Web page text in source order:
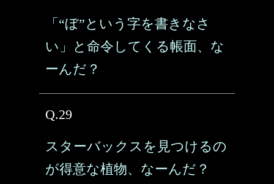
「“ぼ”という字を書きなさ
い」と命令してくる帳面、な
ーんだ？
Q.29
スターバックスを見つけるの
が得意な植物、なーんだ？